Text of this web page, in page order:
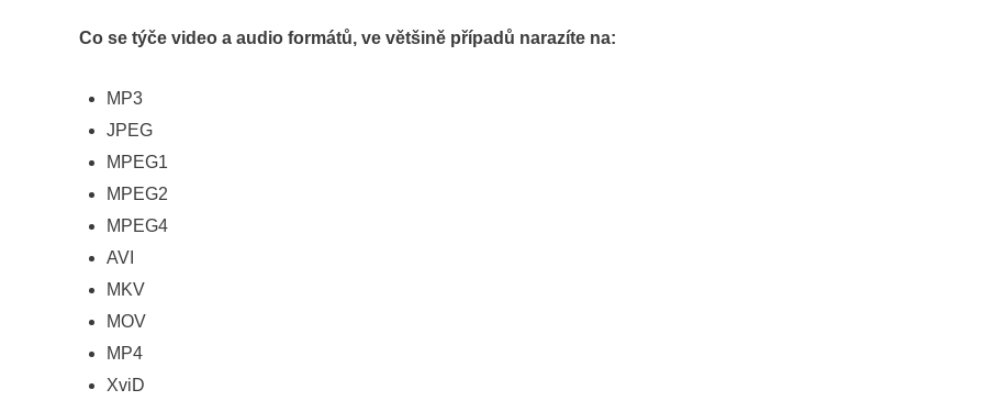
Co se týče video a audio formátů, ve většině případů narazíte na:
MP3
JPEG
MPEG1
MPEG2
MPEG4
AVI
MKV
MOV
MP4
XviD